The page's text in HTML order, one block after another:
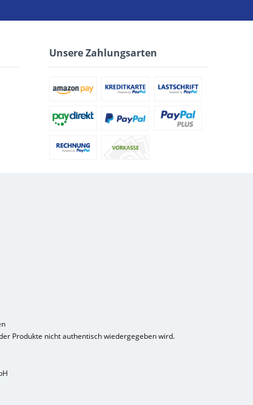
Unsere Zahlungsarten
Produkte nicht authentisch wiedergegeben wird.